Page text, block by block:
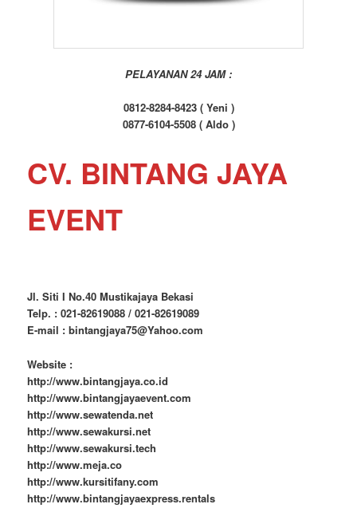
PELAYANAN 24 JAM :
0812-8284-8423 ( Yeni )
0877-6104-5508 ( Aldo )
CV. BINTANG JAYA
EVENT
Jl. Siti I No.40 Mustikajaya Bekasi
Telp. : 021-82619088 / 021-82619089
E-mail : bintangjaya75@Yahoo.com
Website :
http://www.bintangjaya.co.id
http://www.bintangjayaevent.com
http://www.sewatenda.net
http://www.sewakursi.net
http://www.sewakursi.tech
http://www.meja.co
http://www.kursitifany.com
http://www.bintangjayaexpress.rentals